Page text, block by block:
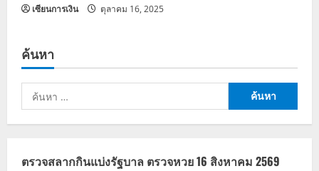
เซียนการเงิน ตุลาคม 16, 2025
ค้นหา
ค้นหา
สำหรับ:
ตรวจสลากกินแบ่งรัฐบาล ตรวจหวย 16 สิงหาคม 2569